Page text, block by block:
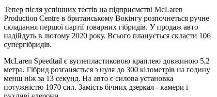
Тепер після успішних тестів на підприємстві McLaren
Production Centre в британському Вокінгу розпочнеться ручне
складання першої партії товарних гібридів. У продаж авто
надійдуть в лютому 2020 року. Всього планується скласти 106
супергібридів.
McLaren Speedtail є вуглепластиковою краплею довжиною 5,2
метра. Гібрид розганяється з нуля до 300 кілометрів на годину
менш ніж за 13 секунд. На авто є силова установка
потужністю 1070 сил. Замість бічних дзеркал - камери і